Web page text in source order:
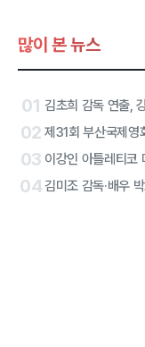
많이 본 뉴스
01
02
03
04